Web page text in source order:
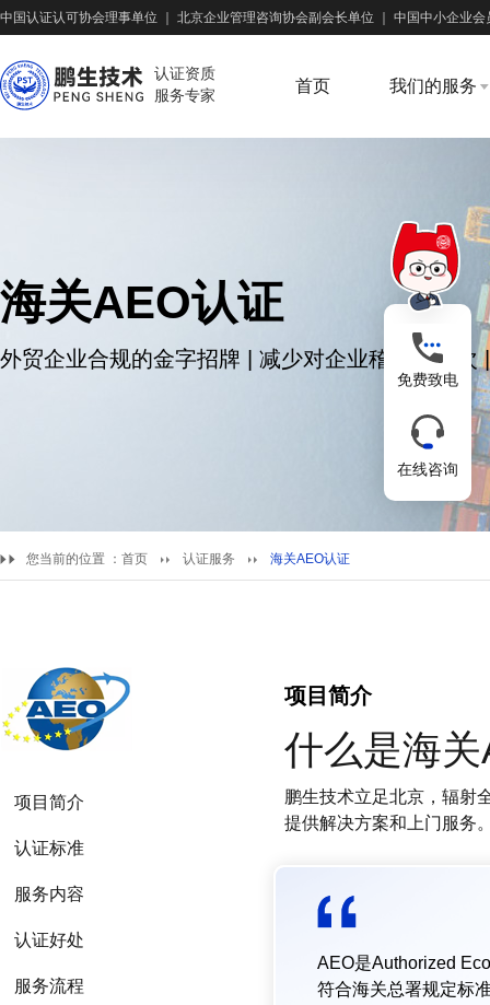
中国认证认可协会理事单位 北京企业管理咨询协会副会长单位 中国中小企业会
认证资质
服务专家
首页 我们的服务
海关AEO认证
外贸企业合规的金字招牌 | 减少对企业稽核查频次
您当前的位置 ： 首页 认证服务 海关AEO认证
项目简介
认证标准
服务内容
认证好处
服务流程
项目简介
什么是海
鹏生技术立足北京，辐射
提供解决方案和上门服务
AEO是Authorized
符合海关总署规定标
免费致电
在线咨询